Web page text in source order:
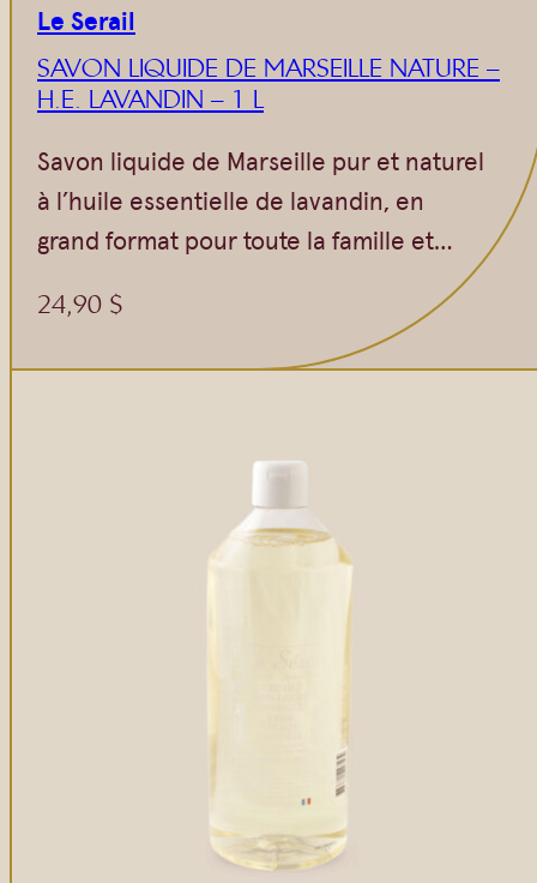
Le Serail
SAVON LIQUIDE DE MARSEILLE NATURE –
H.E. LAVANDIN – 1 L
Savon liquide de Marseille pur et naturel
à l’huile essentielle de lavandin, en
grand format pour toute la famille et…
24,90 $